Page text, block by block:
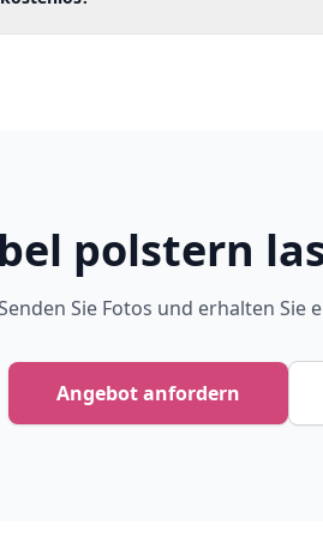
polstern
Sie Fotos und erhalten Sie
Angebot anfordern